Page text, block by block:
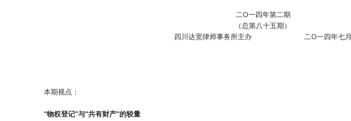
二O一四年第二期
（总第八十五期）
四川达宽律师事务所主办 二O一四年七月
本期视点：
“物权登记”与“共有财产”的较量